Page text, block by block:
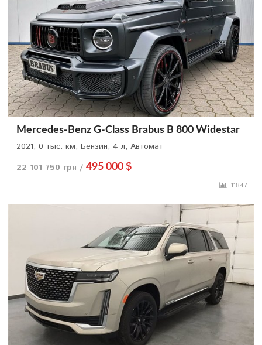
Mercedes-Benz G-Class Brabus B 800 Widestar
2021, 0 тыс. км, Бензин, 4 л, Автомат
22 101 750 грн / 495 000 $
11847